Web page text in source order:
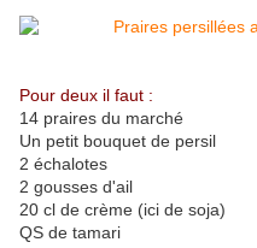
Pour deux il faut :
14 praires du marché
Un petit bouquet de persil
2 échalotes
2 gousses d'ail
20 cl de crème (ici de soja)
QS de tamari